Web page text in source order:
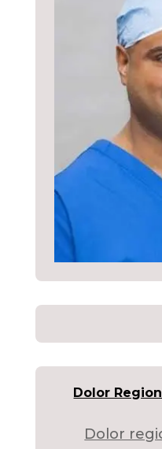
Dolor
Dolor